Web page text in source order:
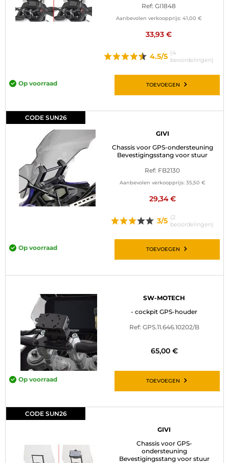
Ref: GI1848
Aanbevolen verkoopprijs: 41,00 €
33,93 €
4.5/5 (4
beoordelingen)
Op voorraad TOEVOEGEN
CODE SUN26
GIVI
Chassis voor GPS-ondersteuning
Bevestigingsstang voor stuur
Ref: FB2130
Aanbevolen verkoopprijs: 35,50 €
29,34 €
3/5 (2
beoordelingen)
Op voorraad TOEVOEGEN
SW-MOTECH
- cockpit GPS-houder
Ref: GPS.11.646.10202/B
65,00 €
Op voorraad TOEVOEGEN
CODE SUN26
GIVI
Chassis voor GPS-
ondersteuning
Bevestigingsstang voor stuur